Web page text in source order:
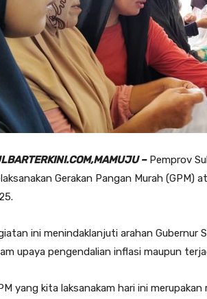
–Pemprov
Gerakan Pangan Murah (GPM)
ini menindaklanjuti arahan Gubernur
upaya pengendalian inflasi maupun
yang kita laksanakam hari ini